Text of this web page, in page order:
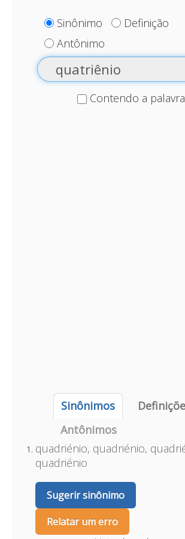
Sinônimo
Definição
Antônimo
Contendo a palavra
Sinônimos
Antônimos
quadriénio, quadriénio,
quadriénio
Sugerir sinônimo
Relatar um erro